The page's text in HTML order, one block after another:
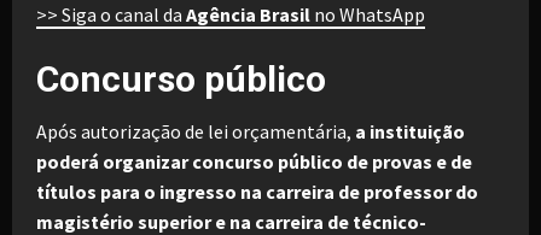
>> Siga o canal da Agência Brasil no WhatsApp
Concurso público
Após autorização de lei orçamentária, a instituição
poderá organizar concurso público de provas e de
títulos para o ingresso na carreira de professor do
magistério superior e na carreira de técnico-